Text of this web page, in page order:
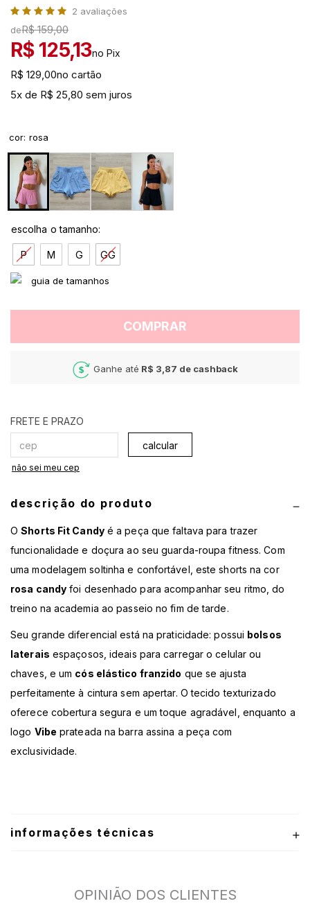
2 avaliações
deR$ 159,00
R$ 125,13no Pix
R$ 129,00no cartão
5x de R$ 25,80 sem juros
cor: rosa
P M G GG
COMPRAR
Ganhe até R$ 3,87 de cashback
calcular
não sei meu cep
descrição do produto
OShorts Fit Candyé a peça que faltava para trazer
funcionalidade e doçura ao seu guarda-roupa fitness. Com
uma modelagem soltinha e confortável, este shorts na cor
rosa candy foi desenhado para acompanhar seu ritmo, do
treino na academia ao passeio no fim de tarde.
Seu grande diferencial está na praticidade: possui bolsos
laterais espaçosos, ideais para carregar o celular ou
chaves, e um cós elástico franzido que se ajusta
perfeitamente à cintura sem apertar. O tecido texturizado
oferece cobertura segura e um toque agradável, enquanto a
logo Vibe prateada na barra assina a peça com
exclusividade.
informações técnicas
OPINIÃO DOS CLIENTES